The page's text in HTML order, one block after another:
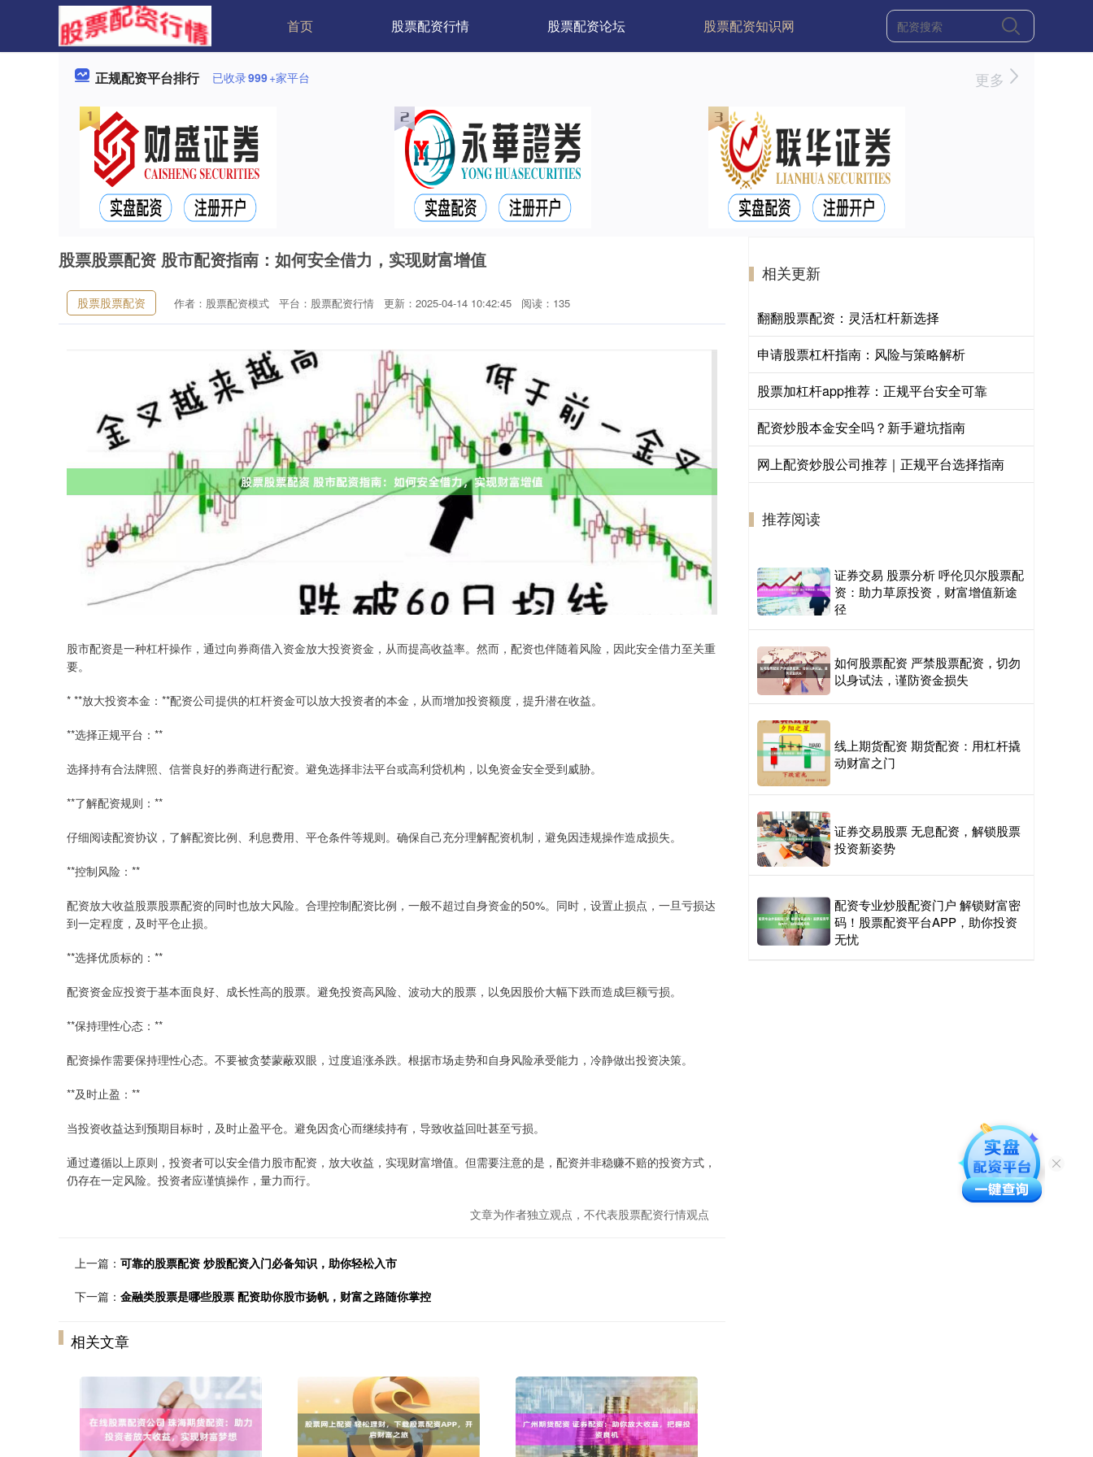
首页 股票配资行情 股票配资论坛 股票配资知识网
正规配资平台排行 已收录999+家平台 更多
股票股票配资 股市配资指南：如何安全借力，实现财富增值
股票股票配资 作者：股票配资模式 平台：股票配资行情 更新：2025-04-14 10:42:45 阅读：135
股市配资是一种杠杆操作，通过向券商借入资金放大投资资金，从而提高收益率。然而，配资也伴随着风险，因此安全借力至关重
要。
* **放大投资本金：**配资公司提供的杠杆资金可以放大投资者的本金，从而增加投资额度，提升潜在收益。
**选择正规平台：**
选择持有合法牌照、信誉良好的券商进行配资。避免选择非法平台或高利贷机构，以免资金安全受到威胁。
**了解配资规则：**
仔细阅读配资协议，了解配资比例、利息费用、平仓条件等规则。确保自己充分理解配资机制，避免因违规操作造成损失。
**控制风险：**
配资放大收益股票股票配资的同时也放大风险。合理控制配资比例，一般不超过自身资金的50%。同时，设置止损点，一旦亏损达
到一定程度，及时平仓止损。
**选择优质标的：**
配资资金应投资于基本面良好、成长性高的股票。避免投资高风险、波动大的股票，以免因股价大幅下跌而造成巨额亏损。
**保持理性心态：**
配资操作需要保持理性心态。不要被贪婪蒙蔽双眼，过度追涨杀跌。根据市场走势和自身风险承受能力，冷静做出投资决策。
**及时止盈：**
当投资收益达到预期目标时，及时止盈平仓。避免因贪心而继续持有，导致收益回吐甚至亏损。
通过遵循以上原则，投资者可以安全借力股市配资，放大收益，实现财富增值。但需要注意的是，配资并非稳赚不赔的投资方式，
仍存在一定风险。投资者应谨慎操作，量力而行。
文章为作者独立观点，不代表股票配资行情观点
上一篇： 可靠的股票配资 炒股配资入门必备知识，助你轻松入市
下一篇： 金融类股票是哪些股票 配资助你股市扬帆，财富之路随你掌控
相关文章
相关更新
翻翻股票配资：灵活杠杆新选择
申请股票杠杆指南：风险与策略解析
股票加杠杆app推荐：正规平台安全可靠
配资炒股本金安全吗？新手避坑指南
网上配资炒股公司推荐｜正规平台选择指南
推荐阅读
证券交易 股票分析 呼伦贝尔股票配
资：助力草原投资，财富增值新途
径
如何股票配资 严禁股票配资，切勿
以身试法，谨防资金损失
线上期货配资 期货配资：用杠杆撬
动财富之门
证券交易股票 无息配资，解锁股票
投资新姿势
配资专业炒股配资门户 解锁财富密
码！股票配资平台APP，助你投资
无忧